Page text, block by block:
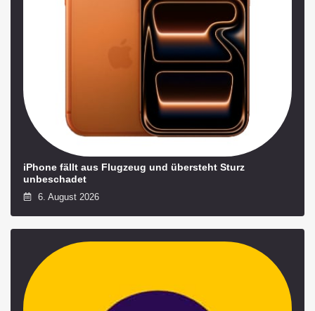
iPhone fällt aus Flugzeug und übersteht Sturz
unbeschadet
6. August 2026